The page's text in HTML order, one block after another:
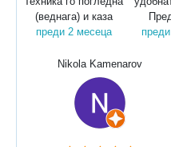
(веднага) и каза
преди 2 месеца
Nikola Kamenarov